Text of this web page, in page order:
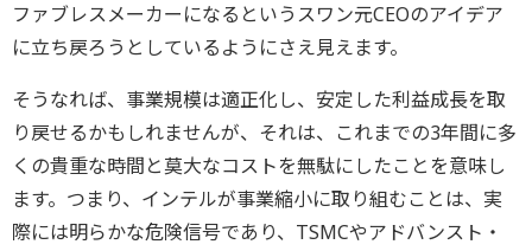
ファブレスメーカーになるというスワン元CEOのアイデア
に立ち戻ろうとしているようにさえ見えます。
そうなれば、事業規模は適正化し、安定した利益成長を取
り戻せるかもしれませんが、それは、これまでの3年間に多
くの貴重な時間と莫大なコストを無駄にしたことを意味し
ます。つまり、インテルが事業縮小に取り組むことは、実
際には明らかな危険信号であり、TSMCやアドバンスト・